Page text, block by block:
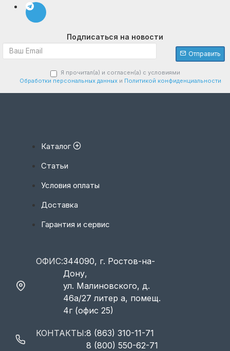
Подписаться на новости
Отправить
Я прочитал(а) и согласен(а) с условиями
Обработки персональных данныхи Политикой конфиденциальности
Каталог
Статьи
Условия оплаты
Доставка
Гарантия и сервис
ОФИС:344090, г. Ростов-на-
Дону,
ул. Малиновского, д.
46а/27 литер а, помещ.
4г (офис 25)
КОНТАКТЫ:8 (863) 310-11-71
8 (800) 550-62-71